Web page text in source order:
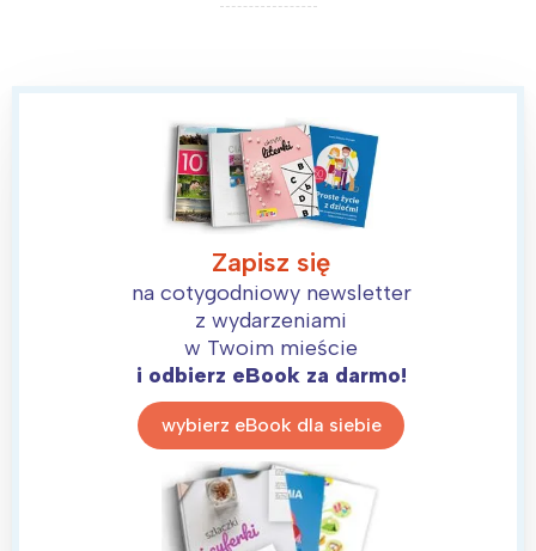
Zapisz się
na cotygodniowy newsletter
z wydarzeniami
w Twoim mieście
i odbierz eBook za darmo!
wybierz eBook dla siebie